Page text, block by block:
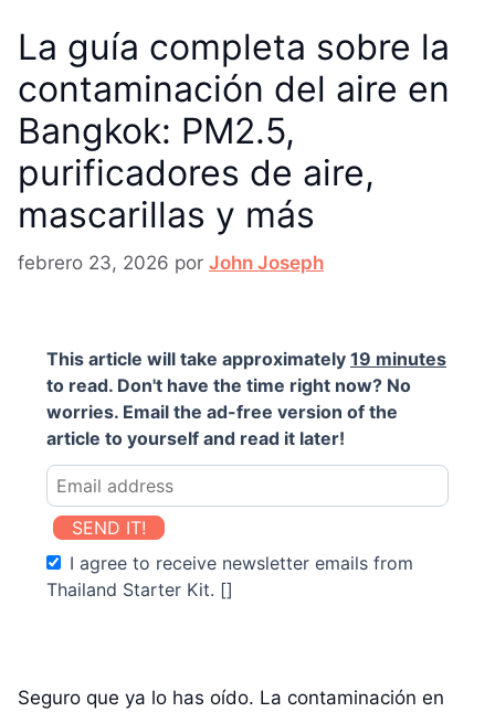
La guía completa sobre la
contaminación del aire en
Bangkok: PM2.5,
purificadores de aire,
mascarillas y más
febrero 23, 2026 por John Joseph
This article will take approximately 19 minutes
to read. Don't have the time right now? No
worries. Email the ad-free version of the
article to yourself and read it later!
SEND IT!
I agree to receive newsletter emails from
Thailand Starter Kit. []
Seguro que ya lo has oído. La contaminación en